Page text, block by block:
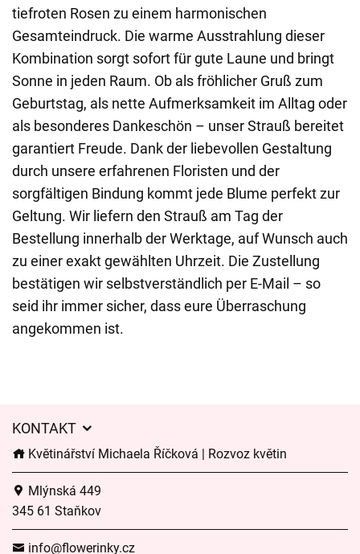
tiefroten Rosen zu einem harmonischen
Gesamteindruck. Die warme Ausstrahlung dieser
Kombination sorgt sofort für gute Laune und bringt
Sonne in jeden Raum. Ob als fröhlicher Gruß zum
Geburtstag, als nette Aufmerksamkeit im Alltag oder
als besonderes Dankeschön – unser Strauß bereitet
garantiert Freude. Dank der liebevollen Gestaltung
durch unsere erfahrenen Floristen und der
sorgfältigen Bindung kommt jede Blume perfekt zur
Geltung. Wir liefern den Strauß am Tag der
Bestellung innerhalb der Werktage, auf Wunsch auch
zu einer exakt gewählten Uhrzeit. Die Zustellung
bestätigen wir selbstverständlich per E-Mail – so
seid ihr immer sicher, dass eure Überraschung
angekommen ist.
KONTAKT
Květinářství Michaela Říčková | Rozvoz květin
Mlýnská 449
345 61 Staňkov
info@flowerinky.cz